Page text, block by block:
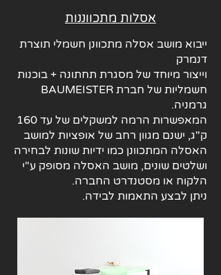
אסלות מתכווננות
​ייבוא מושב אסלה מתכוונן חשמלי תוצרת
דנמרק
וייצור מיוחד של מסגרת תחתונה + בוכנות
חשמליות של חברת BAUMEISTER
גרמניה.
המאפשרות הרמה למשקלים של עד 160
ק"ג, ישנם מגוון רחב של אופציות למושב
האסלה המתכוונן כמו ידיות שונות לבחירה
ושלטים שונים, מושב האסלה מסופק ע"י
הלקוח או מסטנדרט החברה.
ניתן לבצע התאמות לבידה.